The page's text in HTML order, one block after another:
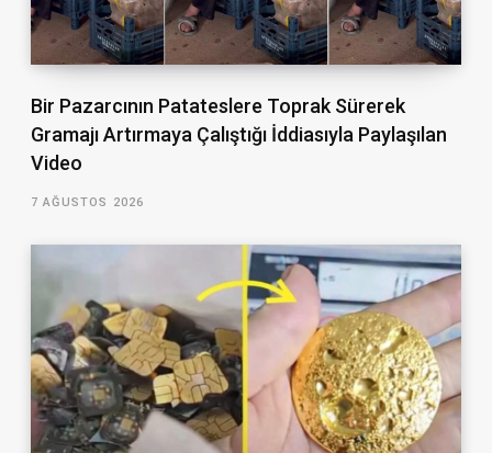
Bir Pazarcının Patateslere Toprak Sürerek
Gramajı Artırmaya Çalıştığı İddiasıyla Paylaşılan
Video
7 AĞUSTOS 2026